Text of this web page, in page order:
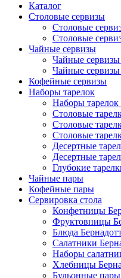
Каталог
Столовые сервизы
Столовые
Столовые
Чайные сервизы
Чайные сервизы
Чайные сервизы
Кофейные сервизы
Наборы тарелок
Наборы тарелок
Столовые
Столовые
Столовые
Десертные
Десертные
Глубокие
Чайные пары
Кофейные пары
Сервировка стола
Конфетницы
Фруктовницы
Блюда
Салатники
Наборы
Хлебницы
Бульонные пары